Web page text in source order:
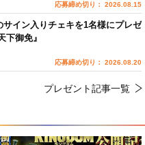
応募締め切り： 2026.08.15
サイン入りチェキを1名様にプレゼ
下御免』
応募締め切り： 2026.08.20
プレゼント記事一覧